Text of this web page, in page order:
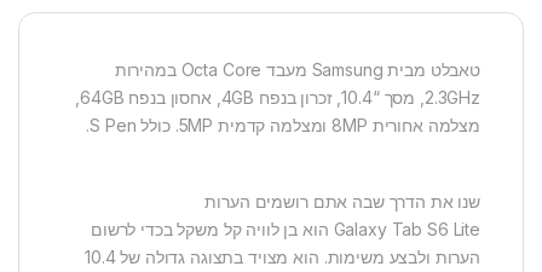
טאבלט מבית Samsung מעבד Octa Core במהירות
מצלמה אחורית 8MP ומצלמה קדמית 5MP. כולל S Pen.
שנו את הדרך שבה אתם רושמים הערות
Galaxy Tab S6 Lite הוא בן לוויה קל משקל בכדי לרשום
הערות ולבצע משימות. הוא מצויד בתצוגה גדולה של 10.4